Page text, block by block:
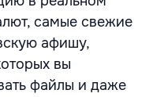
самые свежие
афишу,
вы
файлы и даже